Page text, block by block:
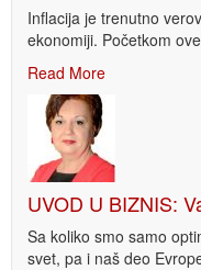
Inflacija je trenutno
ekonomiji. Početkom
Read More
UVOD U BIZNIS:
Sa koliko smo samo
svet, pa i naš deo